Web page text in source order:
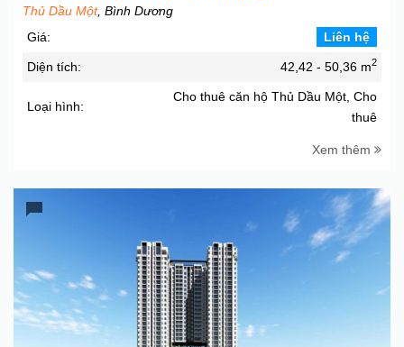
Thủ Dầu Một, Bình Dương
Giá:
Liên hệ
Diện tích: 42,42 - 50,36 m2
Loại hình:
Cho thuê căn hộ Thủ Dầu Một, Cho
thuê
Xem thêm